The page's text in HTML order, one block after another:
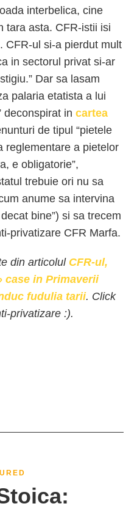
interbelica, cine
tara asta. CFR-istii isi
CFR-ul si-a pierdut mult
in sectorul privat si-ar
Dar sa lasam
palaria etatista a lui
deconspirat incartea
de tipul “pietele
reglementare a pietelor
e obligatorie”,
trebuie ori nu sa
anume sa intervina
bine”) si sa trecem
privatizare CFR Marfa.
din articolul CFR-ul,
case in Primaverii
fudulia tarii. Click
privatizare :).